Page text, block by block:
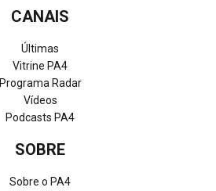
CANAIS
Últimas
Vitrine PA4
Programa Radar
Vídeos
Podcasts PA4
SOBRE
Sobre o PA4